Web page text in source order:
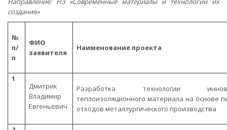
создания»
№
п/
п
ФИО
заявителя
Наименование проекта
1
Дмитрик
Владимир
Евгеньевич
Разработка технологии
теплоизоляционного материала на основе
отходов металлургического производства